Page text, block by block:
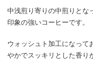
中浅煎り寄りの中煎りとな
印象の強いコーヒーです。
ウォッシュト加工になって
やかでスッキリとした香り